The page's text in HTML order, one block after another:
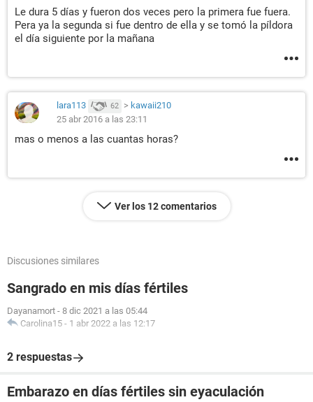
Le dura 5 días y fueron dos veces pero la primera fue fuera.
Pera ya la segunda si fue dentro de ella y se tomó la píldora
el día siguiente por la mañana
lara113 62 > kawaii210
25 abr 2016 a las 23:11
mas o menos a las cuantas horas?
Ver los 12 comentarios
Discusiones similares
Sangrado en mis días fértiles
Dayanamort - 8 dic 2021 a las 05:44
Carolina15 - 1 abr 2022 a las 12:17
2 respuestas
Embarazo en días fértiles sin eyaculación